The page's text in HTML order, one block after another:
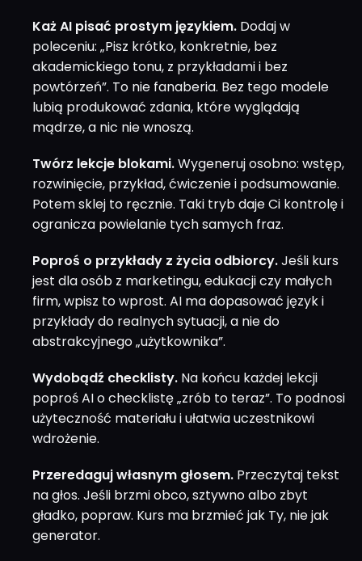
Każ AI pisać prostym językiem. Dodaj w
poleceniu: „Pisz krótko, konkretnie, bez
akademickiego tonu, z przykładami i bez
powtórzeń”. To nie fanaberia. Bez tego modele
lubią produkować zdania, które wyglądają
mądrze, a nic nie wnoszą.
Twórz lekcje blokami.Wygeneruj osobno: wstęp,
rozwinięcie, przykład, ćwiczenie i podsumowanie.
Potem sklej to ręcznie. Taki tryb daje Ci kontrolę i
ogranicza powielanie tych samych fraz.
Poproś o przykłady z życia odbiorcy.Jeśli kurs
jest dla osób z marketingu, edukacji czy małych
firm, wpisz to wprost. AI ma dopasować język i
przykłady do realnych sytuacji, a nie do
abstrakcyjnego „użytkownika”.
Wydobądź checklisty. Na końcu każdej lekcji
poproś AI o checklistę „zrób to teraz”. To podnosi
użyteczność materiału i ułatwia uczestnikowi
wdrożenie.
Przeredaguj własnym głosem. Przeczytaj tekst
na głos. Jeśli brzmi obco, sztywno albo zbyt
gładko, popraw. Kurs ma brzmieć jak Ty, nie jak
generator.